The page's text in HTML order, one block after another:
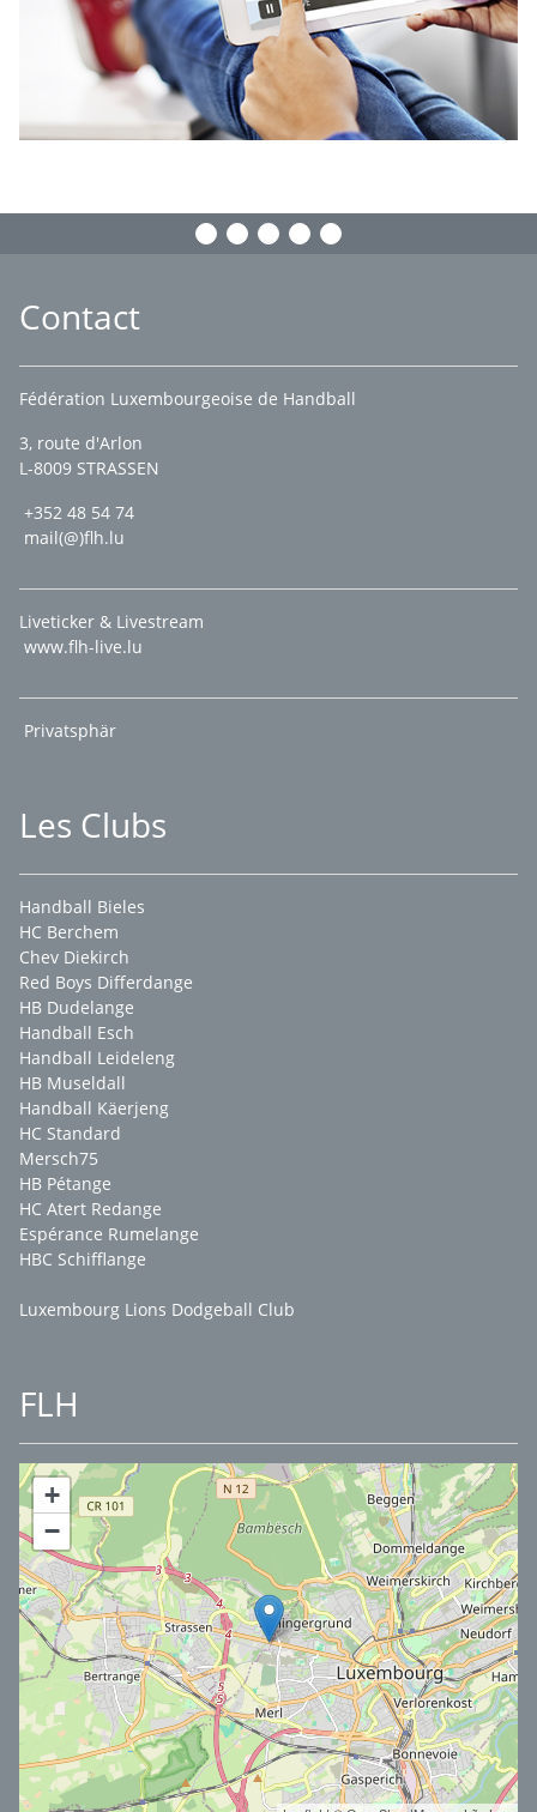
Contact
Fédération Luxembourgeoise de Handball
3, route d'Arlon
L-8009 STRASSEN
+352 48 54 74
mail(@)flh.lu
Liveticker & Livestream
www.flh-live.lu
Privatsphär
Les Clubs
Handball Bieles
HC Berchem
Chev Diekirch
Red Boys Differdange
HB Dudelange
Handball Esch
Handball Leideleng
HB Museldall
Handball Käerjeng
HC Standard
Mersch75
HB Pétange
HC Atert Redange
Espérance Rumelange
HBC Schifflange
Luxembourg Lions Dodgeball Club
FLH
+
−